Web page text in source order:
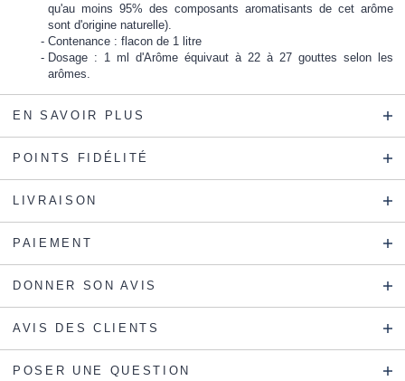
qu'au moins 95% des composants aromatisants de cet arôme
sont d'origine naturelle).
Contenance : flacon de 1 litre
Dosage : 1 ml d'Arôme équivaut à 22 à 27 gouttes selon les
arômes.
EN SAVOIR PLUS
POINTS FIDÉLITÉ
LIVRAISON
PAIEMENT
DONNER SON AVIS
AVIS DES CLIENTS
POSER UNE QUESTION